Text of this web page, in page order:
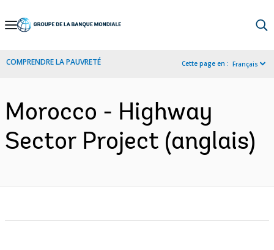
Skip
Navigation
COMPRENDRE LA PAUVRETÉ Cette page en : Français
Morocco - Highway
Sector Project (anglais)